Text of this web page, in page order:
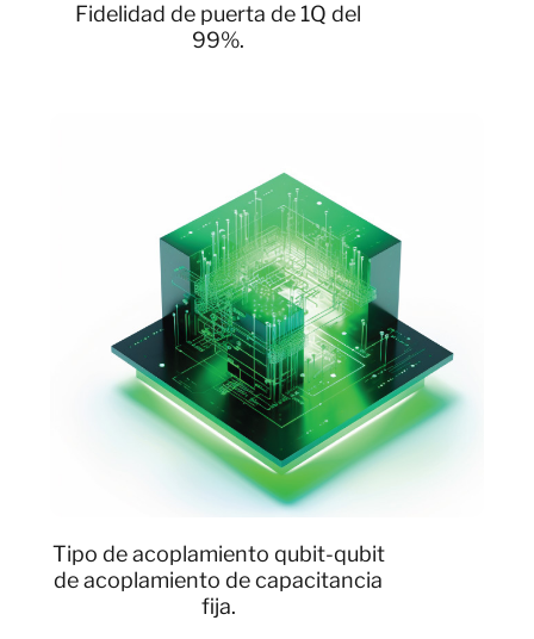
Fidelidad de puerta de 1Q del
99%.
Tipo de acoplamiento qubit-qubit
de acoplamiento de capacitancia
fija.